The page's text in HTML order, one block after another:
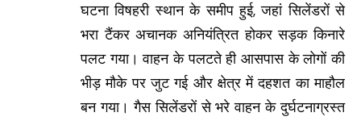
घटना विषहरी स्थान के समीप हुई, जहां सिलेंडरों से
भरा टैंकर अचानक अनियंत्रित होकर सड़क किनारे
पलट गया। वाहन के पलटते ही आसपास के लोगों की
भीड़ मौके पर जुट गई और क्षेत्र में दहशत का माहौल
बन गया। गैस सिलेंडरों से भरे वाहन के दुर्घटनाग्रस्त